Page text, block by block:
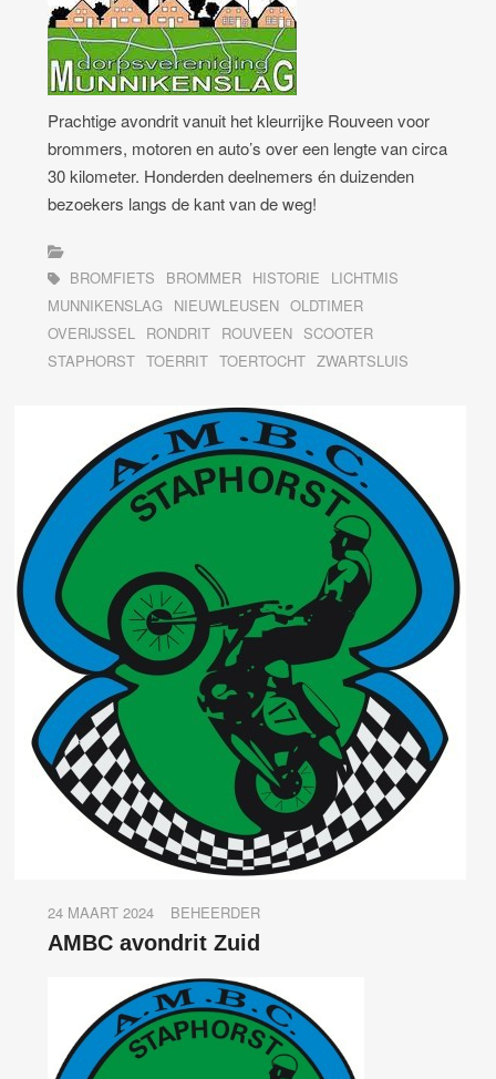
Prachtige avondrit vanuit het kleurrijke Rouveen voor
brommers, motoren en auto’s over een lengte van circa
30 kilometer. Honderden deelnemers én duizenden
bezoekers langs de kant van de weg!
BROMFIETS BROMMER HISTORIE
LICHTMIS
MUNNIKENSLAG
NIEUWLEUSEN OLDTIMER
OVERIJSSEL RONDRIT ROUVEEN SCOOTER
STAPHORST TOERRIT TOERTOCHT ZWARTSLUIS
24 MAART 2024 BEHEERDER
AMBC avondrit Zuid